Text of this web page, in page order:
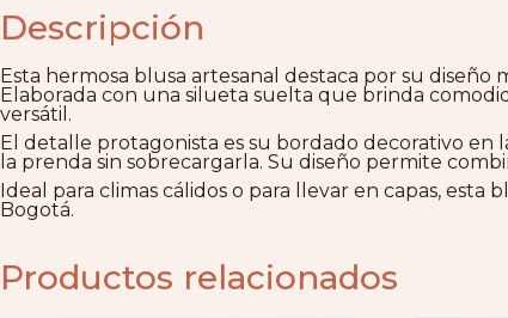
Descripción
Esta hermosa blusa artesanal destaca por su
Elaborada con una silueta suelta que brinda
versátil.
El detalle protagonista es su bordado decorativo
la prenda sin sobrecargarla. Su diseño permite
Ideal para climas cálidos o para llevar en capas,
Bogotá.
Productos relacionados